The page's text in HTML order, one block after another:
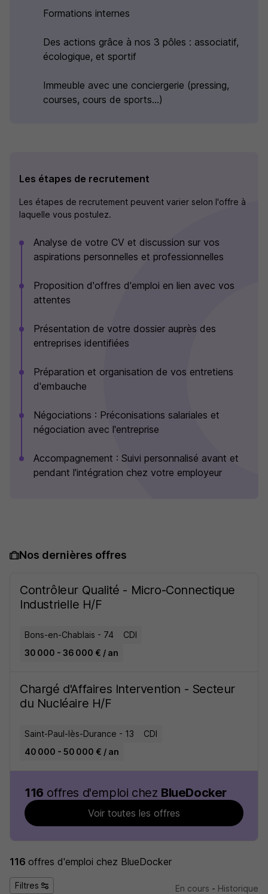
Formations internes
Des actions grâce à nos 3 pôles : associatif,
écologique, et sportif
Immeuble avec une conciergerie (pressing,
courses, cours de sports...)
Les étapes de recrutement
Les étapes de recrutement peuvent varier selon l'offre à
laquelle vous postulez.
Analyse de votre CV et discussion sur vos
aspirations personnelles et professionnelles
Proposition d'offres d'emploi en lien avec vos
attentes
Présentation de votre dossier auprès des
entreprises identifiées
Préparation et organisation de vos entretiens
d'embauche
Négociations : Préconisations salariales et
négociation avec l'entreprise
Accompagnement : Suivi personnalisé avant et
pendant l'intégration chez votre employeur
Nos dernières offres
Contrôleur Qualité - Micro-Connectique
Industrielle H/F
Bons-en-Chablais - 74
CDI
30 000 - 36 000 € / an
Chargé d'Affaires Intervention - Secteur
du Nucléaire H/F
Saint-Paul-lès-Durance - 13
CDI
40 000 - 50 000 € / an
116 offres d'emploi chez BlueDocker
Voir toutes les offres
116 offres d'emploi chez BlueDocker
Filtres En cours - Historique